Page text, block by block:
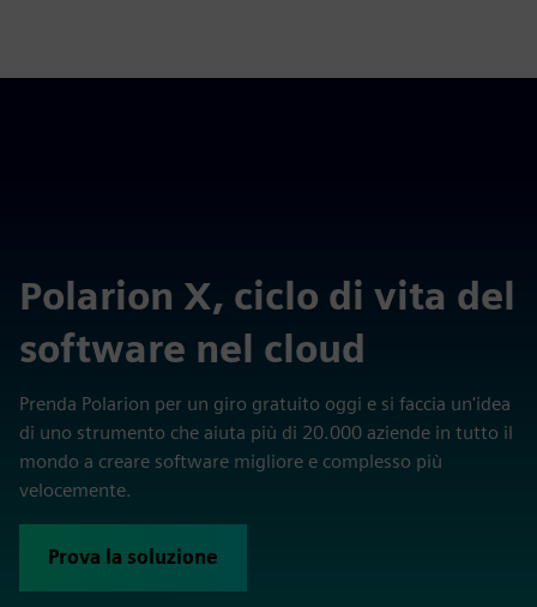
Polarion X, ciclo di vita del
software nel cloud
Prenda Polarion per un giro gratuito oggi e si faccia un'idea
di uno strumento che aiuta più di 20.000 aziende in tutto il
mondo a creare software migliore e complesso più
velocemente.
Prova la soluzione